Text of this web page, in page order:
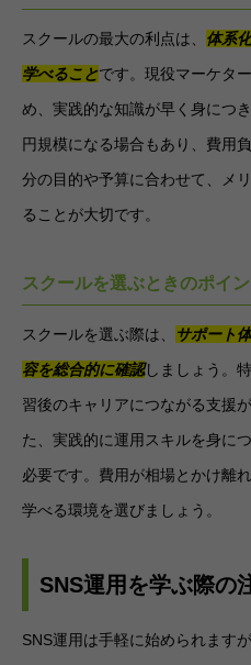
スクールの最大の利点は、 体系
学べることです。現役マーケタ
め、実践的な知識が早く身につ
円規模になる場合もあり、費用
分の目的や予算に合わせて、メ
ることが大切です。
スクールを選ぶときのポイン
スクールを選ぶ際は、
サポート
容を総合的に確認しましょう。
習後のキャリアにつながる支援
た、実践的に運用スキルを身に
必要です。費用が相場とかけ離
学べる環境を選びましょう。
SNS運用を学ぶ際の
SNS運用は手軽に始められます